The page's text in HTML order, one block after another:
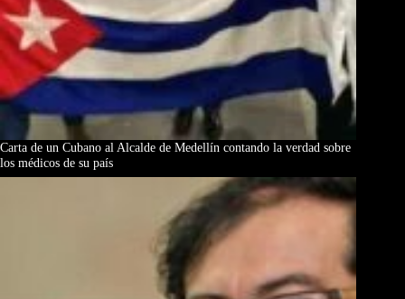
Carta de un Cubano al Alcalde de Medellín contando la verdad sobre
los médicos de su país